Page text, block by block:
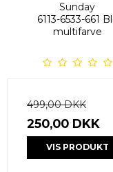
Sunday
6113-6533-661
multifarve
499,00 DKK
250,00 DKK
VIS PRODUKT